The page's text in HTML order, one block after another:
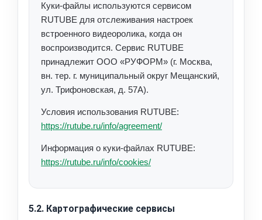
Куки-файлы используются сервисом
RUTUBE для отслеживания настроек
встроенного видеоролика, когда он
воспроизводится. Сервис RUTUBE
принадлежит ООО «РУФОРМ» (г. Москва,
вн. тер. г. муниципальный округ Мещанский,
ул. Трифоновская, д. 57А).
Условия использования RUTUBE:
https://rutube.ru/info/agreement/
Информация о куки-файлах RUTUBE:
https://rutube.ru/info/cookies/
5.2. Картографические сервисы